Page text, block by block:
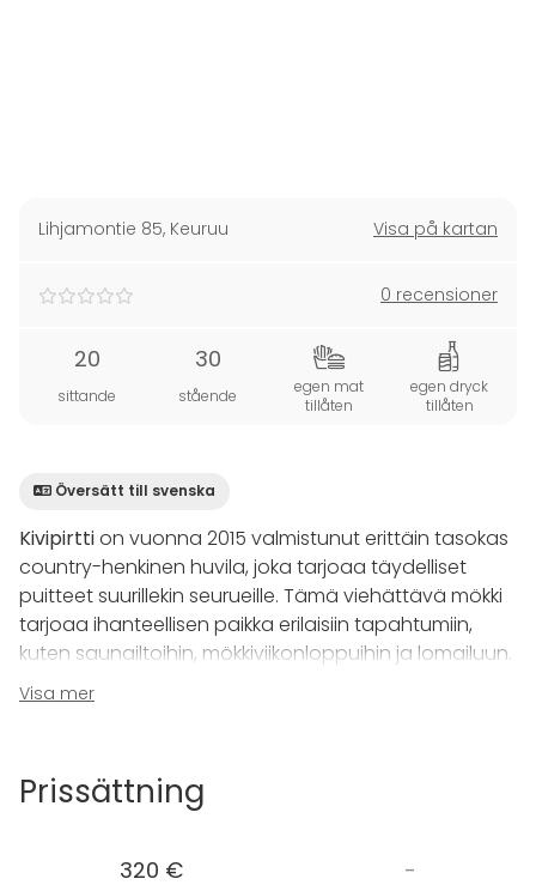
Lihjamontie 85, Keuruu Visa på kartan
0 recensioner
20
sittande
30
stående
egen mat
tillåten
egen dryck
tillåten
Översätt till svenska
Kivipirttion vuonna 2015 valmistunut erittäin tasokas
country-henkinen huvila, joka tarjoaa täydelliset
puitteet suurillekin seurueille. Tämä viehättävä mökki
tarjoaa ihanteellisen paikka erilaisiin tapahtumiin,
kuten saunailtoihin, mökkiviikonloppuihin ja lomailuun.
Kivipirtti hurmaa vieraansa tilavalla ja viihtyisällä
makuuhuonetta, joten tilaa riittää suuremmallekin
helppoa ja vaivatonta.
Visa mer
Prissättning
320 € -